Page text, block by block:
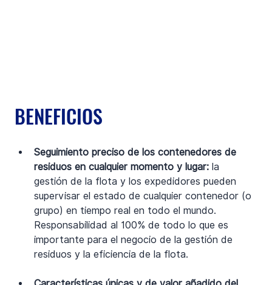
BENEFICIOS
Seguimiento preciso de los contenedores de
residuos en cualquier momento y lugar: la
gestión de la flota y los expedidores pueden
supervisar el estado de cualquier contenedor (o
grupo) en tiempo real en todo el mundo.
Responsabilidad al 100% de todo lo que es
importante para el negocio de la gestión de
residuos y la eficiencia de la flota.